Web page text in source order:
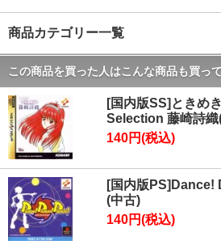
商品カテゴリー一覧
この商品を買った人はこんな商品も買っ
[国内版SS]ときめ
Selection 藤崎詩織
140円(税込)
[国内版PS]Dance!
(中古)
140円(税込)